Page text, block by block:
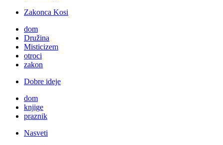
Zakonca Kosi
dom
Družina
Misticizem
otroci
zakon
Dobre ideje
dom
knjige
praznik
Nasveti